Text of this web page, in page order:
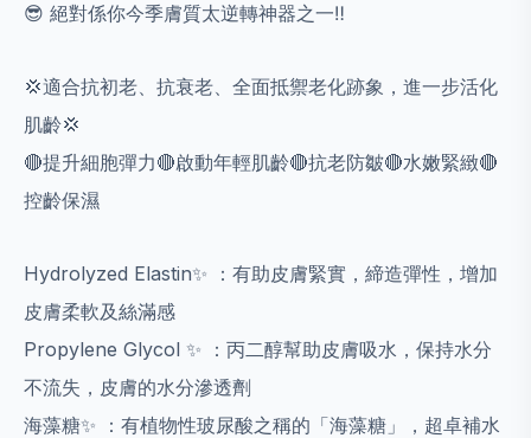
😎 絕對係你今季膚質太逆轉神器之一‼️
💢適合抗初老、抗衰老、全⾯抵禦老化跡象，進⼀步活化
肌齡💢
🔴提升細胞彈⼒🔴啟動年輕肌齡🔴抗老防皺🔴⽔嫩緊緻🔴
控齡保濕
Hydrolyzed Elastin✨ ：有助⽪膚緊實，締造彈性，增加
⽪膚柔軟及絲滿感
Propylene Glycol ✨ ：丙⼆醇幫助⽪膚吸⽔，保持⽔分
不流失，⽪膚的⽔分滲透劑
海藻糖✨ ：有植物性玻尿酸之稱的「海藻糖」，超卓補⽔